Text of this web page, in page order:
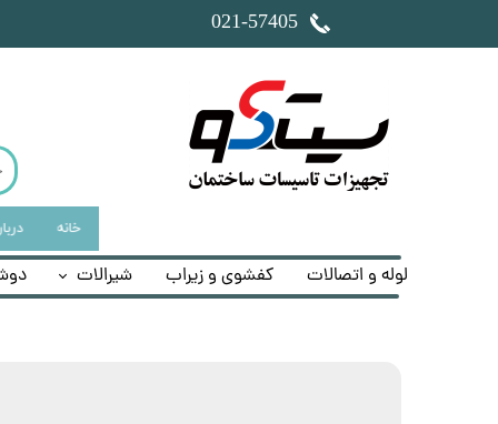
​021-57405
لوله و اتصالات کفشوی و زیراب شیرالات
خانه